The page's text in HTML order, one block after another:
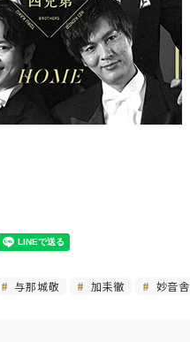
与那城敬 加耒徹 妙音舎